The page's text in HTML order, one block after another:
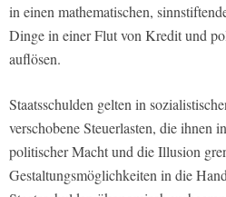
in einen mathematischen,
Dinge in einer Flut von Kredit und
auflösen.
Staatsschulden gelten in
verschobene Steuerlasten, die ihnen
politischer Macht und die Illusion
Gestaltungsmöglichkeiten in die